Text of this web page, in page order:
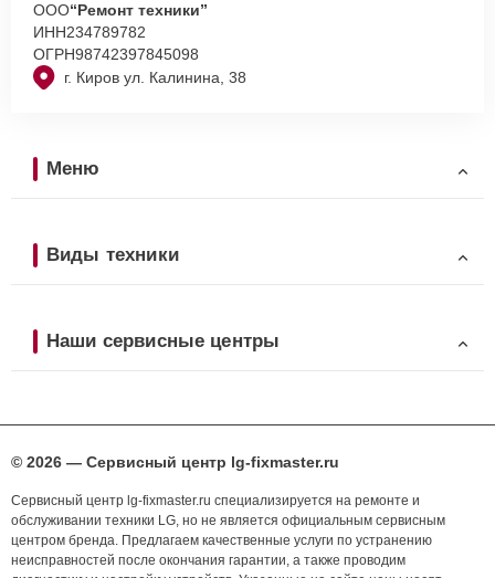
г. Киров ул. Калинина, 38
ООО“Ремонт техники”
ИНН234789782
ОГРН98742397845098
Меню
Виды техники
Наши сервисные центры
© 2026 — Сервисный центр lg-fixmaster.ru
Сервисный центр lg-fixmaster.ru специализируется на ремонте и
обслуживании техники LG, но не является официальным сервисным
центром бренда. Предлагаем качественные услуги по устранению
неисправностей после окончания гарантии, а также проводим